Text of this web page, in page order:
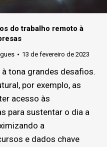
do trabalho remoto à
13 de fevereiro de 2023
tona grandes desafios.
por exemplo, as
acesso às
para sustentar o dia a
a
e dados chave